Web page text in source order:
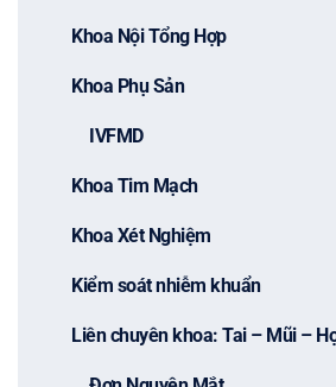
Khoa Nội Tổng Hợp
Khoa Phụ Sản
IVFMD
Khoa Tim Mạch
Khoa Xét Nghiệm
Kiểm soát nhiễm khuẩn
Liên chuyên khoa: Tai – Mũi –